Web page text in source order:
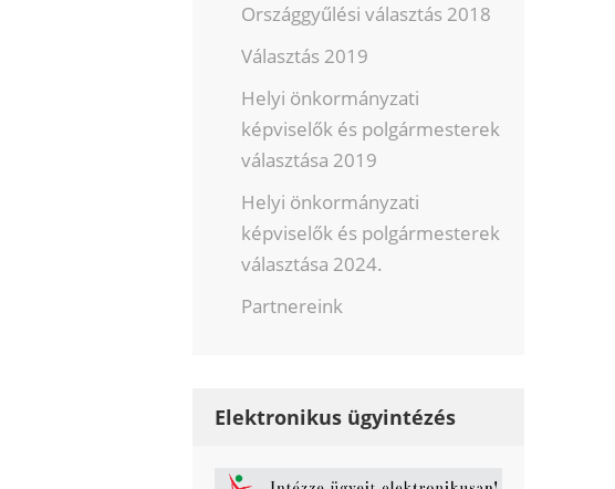
Országgyűlési választás 2018
Választás 2019
Helyi önkormányzati
képviselők és polgármesterek
választása 2019
Helyi önkormányzati
képviselők és polgármesterek
választása 2024.
Partnereink
Elektronikus ügyintézés